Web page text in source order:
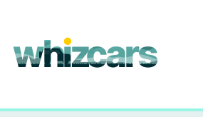
whizcars.com